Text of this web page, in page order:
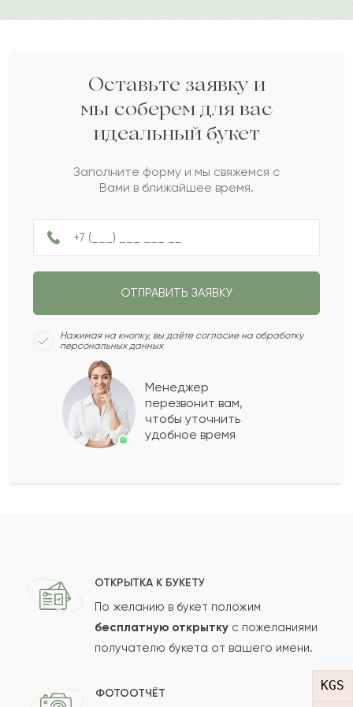
KGS
Р 2022-06-05
Раиса
2022-05-21
Ника
2022-05-08
Лунара
Алия
Д Доля
Даулбай
Показать еще
Ваш e-mail
Отзыв
Оставьте заявку и
мы соберем для вас
идеальный букет
Заполните форму и мы свяжемся с
Вами в ближайшее время.
ОТПРАВИТЬ ЗАЯВКУ
Нажимая на кнопку, вы даёте согласие на обработку
персональных данных
Менеджер
перезвонит вам,
чтобы уточнить
удобное время
ОТКРЫТКА К БУКЕТУ
По желанию в букет положим
бесплатную открытку с пожеланиями
получателю букета от вашего имени.
ФОТООТЧЁТ